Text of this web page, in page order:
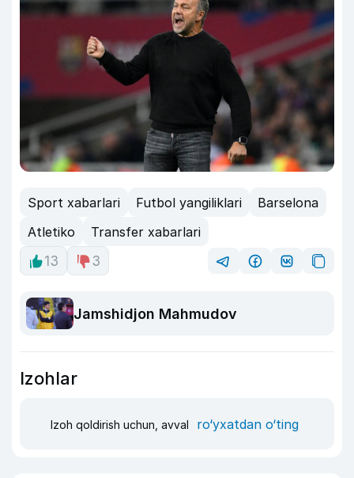
Sport xabarlari Futbol yangiliklari
Barselona
Atletiko
Transfer xabarlari
13
3
Jamshidjon Mahmudov
Izohlar
Izoh qoldirish uchun, avval ro‘yxatdan o‘ting